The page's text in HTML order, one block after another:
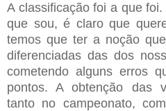
A classificação foi a que
que sou, é claro que
temos que ter a noção
diferenciadas das dos
cometendo alguns erros
pontos. A obtenção das
tanto no campeonato,